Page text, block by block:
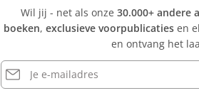
Wil jij - net als onze30.000+ andere
boeken,exclusieve voorpublicaties en
en ontvang het
E-
mailadres